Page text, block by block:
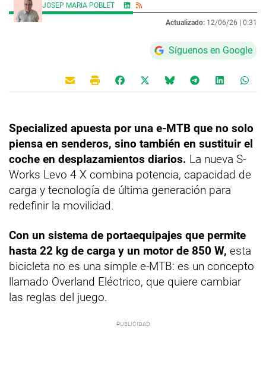
JOSEP MARIA POBLET
Actualizado: 12/06/26 | 0:31
Síguenos en Google
Specialized apuesta por una e-MTB que no solo
piensa en senderos, sino también en sustituir el
coche en desplazamientos diarios. La nueva S-
Works Levo 4 X combina potencia, capacidad de
carga y tecnología de última generación para
redefinir la movilidad.
Con un sistema de portaequipajes que permite
hasta 22 kg de carga y un motor de 850 W, esta
bicicleta no es una simple e-MTB: es un concepto
llamado Overland Eléctrico, que quiere cambiar
las reglas del juego.